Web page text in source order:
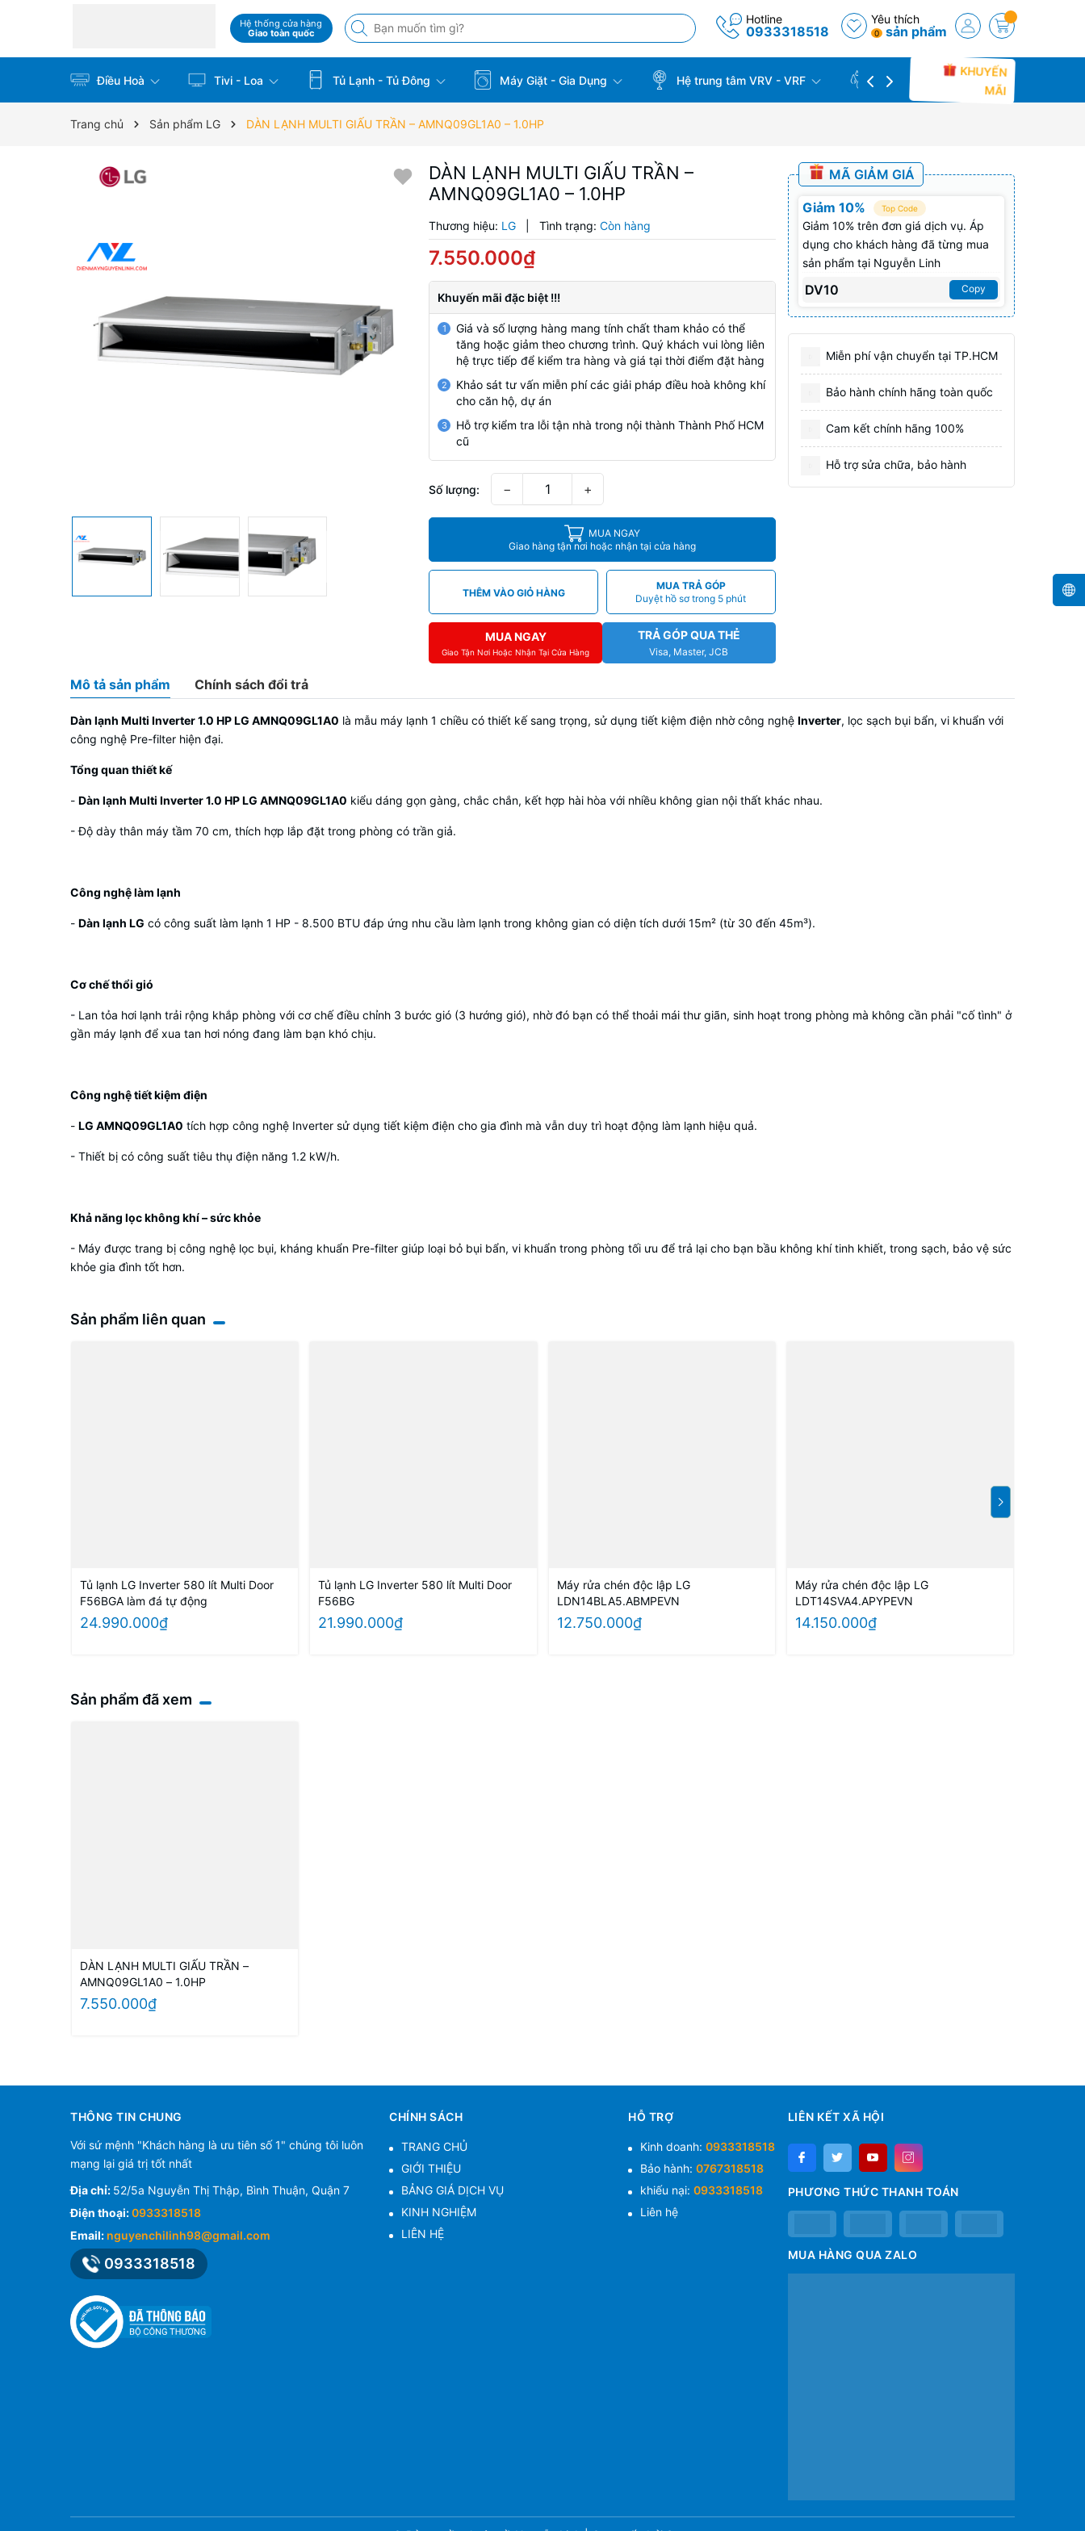
Hệ thống cửa hàng
Giao toàn quốc
Hotline
0933318518
Yêu thích
0 sản phẩm
Điều Hoà Tivi - Loa Tủ Lạnh - Tủ Đông Máy Giặt - Gia Dụng Hệ trung tâm VRV - VRF CÔNG TRÌNH THỰC TẾ
KHUYẾN
MÃI
Trang chủ Sản phẩm LG DÀN LẠNH MULTI GIẤU TRẦN – AMNQ09GL1A0 – 1.0HP
DÀN LẠNH MULTI GIẤU TRẦN –
AMNQ09GL1A0 – 1.0HP
Thương hiệu: LG Tình trạng: Còn hàng
7.550.000₫
Khuyến mãi đặc biệt !!!
1
Giá và số lượng hàng mang tính chất tham khảo có thể
tăng hoặc giảm theo chương trình. Quý khách vui lòng liên
hệ trực tiếp để kiểm tra hàng và giá tại thời điểm đặt hàng
2
Khảo sát tư vấn miễn phí các giải pháp điều hoà không khí
cho căn hộ, dự án
3
Hỗ trợ kiểm tra lỗi tận nhà trong nội thành Thành Phố HCM
cũ
Số lượng: − +
MUA NGAY
Giao hàng tận nơi hoặc nhận tại cửa hàng
THÊM VÀO GIỎ HÀNG
MUA TRẢ GÓP
Duyệt hồ sơ trong 5 phút
MUA NGAY
Giao Tận Nơi Hoặc Nhận Tại Cửa Hàng
TRẢ GÓP QUA THẺ
Visa, Master, JCB
MÃ GIẢM GIÁ
Giảm 10% Top Code
Giảm 10% trên đơn giá dịch vụ. Áp
dụng cho khách hàng đã từng mua
sản phẩm tại Nguyễn Linh
DV10 Copy
Miễn phí vận chuyển tại TP.HCM
Bảo hành chính hãng toàn quốc
Cam kết chính hãng 100%
Hỗ trợ sửa chữa, bảo hành
Mô tả sản phẩm Chính sách đổi trả
Dàn lạnh Multi Inverter 1.0 HP LG AMNQ09GL1A0 là mẫu máy lạnh 1 chiều có thiết kế sang trọng, sử dụng tiết kiệm điện nhờ công nghệ Inverter, lọc sạch bụi bẩn, vi khuẩn với
công nghệ Pre-filter hiện đại.
Tổng quan thiết kế
- Dàn lạnh Multi Inverter 1.0 HP LG AMNQ09GL1A0 kiểu dáng gọn gàng, chắc chắn, kết hợp hài hòa với nhiều không gian nội thất khác nhau.
- Độ dày thân máy tầm 70 cm, thích hợp lắp đặt trong phòng có trần giả.
Công nghệ làm lạnh
- Dàn lạnh LG có công suất làm lạnh 1 HP - 8.500 BTU đáp ứng nhu cầu làm lạnh trong không gian có diện tích dưới 15m² (từ 30 đến 45m³).
Cơ chế thổi gió
- Lan tỏa hơi lạnh trải rộng khắp phòng với cơ chế điều chỉnh 3 bước gió (3 hướng gió), nhờ đó bạn có thể thoải mái thư giãn, sinh hoạt trong phòng mà không cần phải "cố tình" ở
gần máy lạnh để xua tan hơi nóng đang làm bạn khó chịu.
Công nghệ tiết kiệm điện
- LG AMNQ09GL1A0 tích hợp công nghệ Inverter sử dụng tiết kiệm điện cho gia đình mà vẫn duy trì hoạt động làm lạnh hiệu quả.
- Thiết bị có công suất tiêu thụ điện năng 1.2 kW/h.
Khả năng lọc không khí – sức khỏe
- Máy được trang bị công nghệ lọc bụi, kháng khuẩn Pre-filter giúp loại bỏ bụi bẩn, vi khuẩn trong phòng tối ưu để trả lại cho bạn bầu không khí tinh khiết, trong sạch, bảo vệ sức
khỏe gia đình tốt hơn.
Sản phẩm liên quan
Tủ lạnh LG Inverter 580 lít Multi Door
F56BGA làm đá tự động
24.990.000₫
Tủ lạnh LG Inverter 580 lít Multi Door
F56BG
21.990.000₫
Máy rửa chén độc lập LG
LDN14BLA5.ABMPEVN
12.750.000₫
Máy rửa chén độc lập LG
LDT14SVA4.APYPEVN
14.150.000₫
Sản phẩm đã xem
DÀN LẠNH MULTI GIẤU TRẦN –
AMNQ09GL1A0 – 1.0HP
7.550.000₫
THÔNG TIN CHUNG
Với sứ mệnh "Khách hàng là ưu tiên số 1" chúng tôi luôn
mạng lại giá trị tốt nhất
Địa chỉ: 52/5a Nguyễn Thị Thập, Bình Thuận, Quận 7
Điện thoại:0933318518
Email: nguyenchilinh98@gmail.com
0933318518
CHÍNH SÁCH
TRANG CHỦ
GIỚI THIỆU
BẢNG GIÁ DỊCH VỤ
KINH NGHIỆM
LIÊN HỆ
HỖ TRỢ
Kinh doanh:0933318518
Bảo hành:0767318518
khiếu nại:0933318518
Liên hệ
LIÊN KẾT XÃ HỘI
PHƯƠNG THỨC THANH TOÁN
MUA HÀNG QUA ZALO